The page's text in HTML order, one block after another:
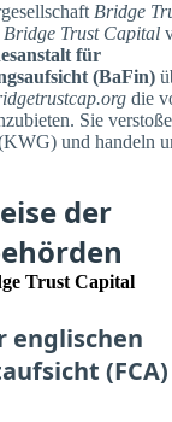
Bridge
Bridge Trust Capital
für
(BaFin)
die
Sie
und handeln
der
Trust Capital
englischen
(FCA)